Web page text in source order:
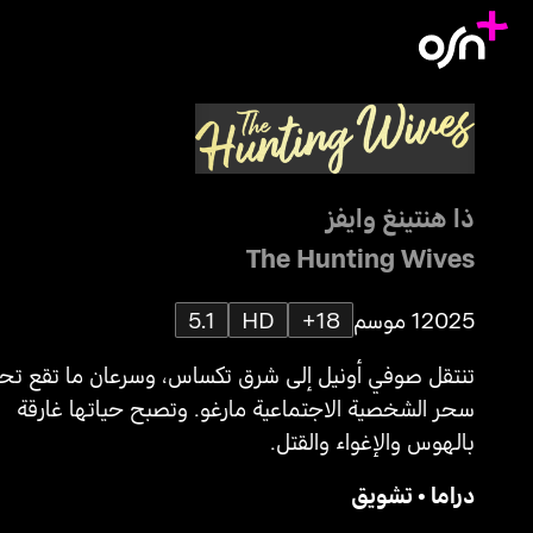
ذا هنتينغ وايفز
The Hunting Wives
20251 موسم 18+
HD
5.1
تنتقل صوفي أونيل إلى شرق تكساس، وسرعان ما تقع
سحر الشخصية الاجتماعية مارغو. وتصبح حياتها غارقة
بالهوس والإغواء والقتل.
دراما •تشويق